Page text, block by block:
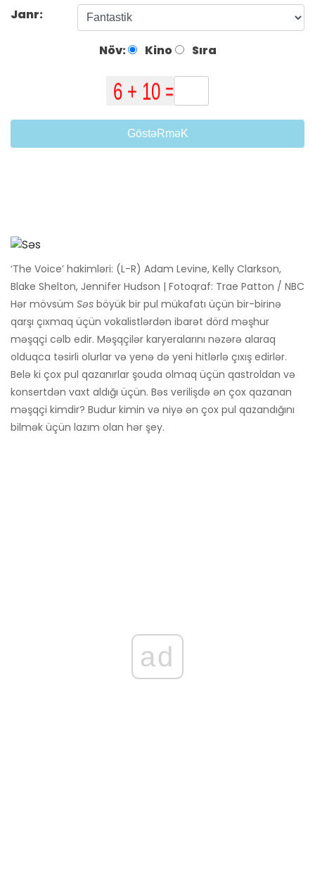
Janr:
Növ: Kino Sıra
GöstəRməK
‘The Voice’ hakimləri: (L-R) Adam Levine, Kelly Clarkson,
Blake Shelton, Jennifer Hudson | Fotoqraf: Trae Patton / NBC
Hər mövsüm Səs böyük bir pul mükafatı üçün bir-birinə
qarşı çıxmaq üçün vokalistlərdən ibarət dörd məşhur
məşqçi cəlb edir. Məşqçilər karyeralarını nəzərə alaraq
olduqca təsirli olurlar və yenə də yeni hitlərlə çıxış edirlər.
Belə ki çox pul qazanırlar şouda olmaq üçün qastroldan və
konsertdən vaxt aldığı üçün. Bəs verilişdə ən çox qazanan
məşqçi kimdir? Budur kimin və niyə ən çox pul qazandığını
bilmək üçün lazım olan hər şey.
ad